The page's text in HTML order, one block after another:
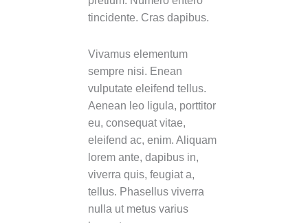
tincidente. Cras dapibus.
Vivamus elementum
sempre nisi. Enean
vulputate eleifend tellus.
Aenean leo ligula, porttitor
eu, consequat vitae,
eleifend ac, enim. Aliquam
lorem ante, dapibus in,
viverra quis, feugiat a,
tellus. Phasellus viverra
nulla ut metus varius